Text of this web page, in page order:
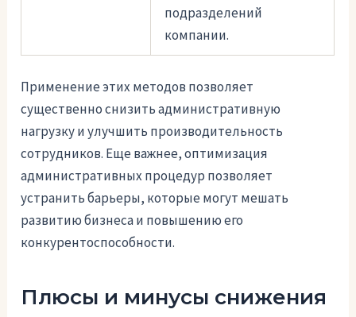
подразделений
компании.
Применение этих методов позволяет
существенно снизить административную
нагрузку и улучшить производительность
сотрудников. Еще важнее, оптимизация
административных процедур позволяет
устранить барьеры, которые могут мешать
развитию бизнеса и повышению его
конкурентоспособности.
Плюсы и минусы снижения